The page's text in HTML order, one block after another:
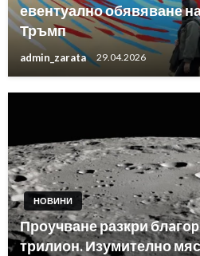
евентуално обявяване
Тръмп
admin_zarata 29.04.2026
НОВИНИ
Проучване разкри
трилион. Изумително